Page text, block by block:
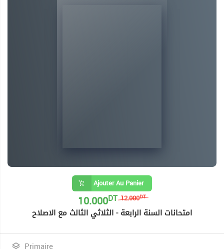
Ajouter Au Panier
12.000DT
10.000DT
امتحانات السنة الرابعة - الثلاثي الثالث مع الاصلاح